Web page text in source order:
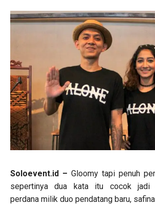
Soloevent.id – Gloomy tapi penuh
sepertinya dua kata itu cocok jadi
perdana milik duo pendatang baru,